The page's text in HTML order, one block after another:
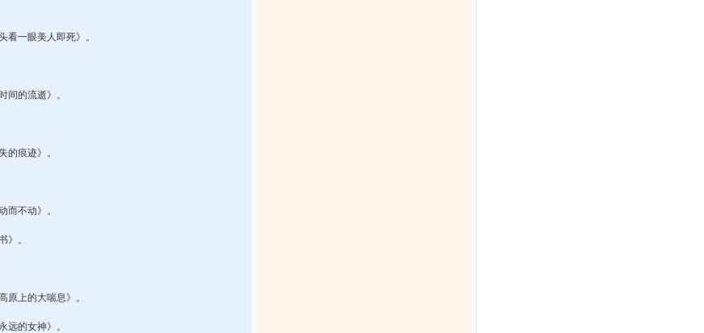
看一眼美人即死》。
间的流逝》。
的痕迹》。
而不动》。
》。
原上的大喘息》。
远的女神》。